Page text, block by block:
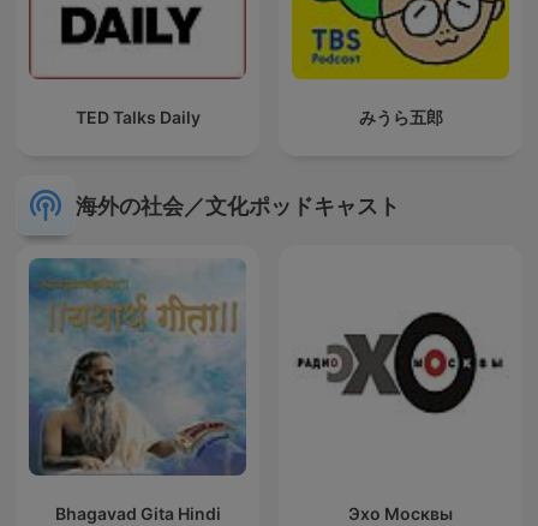
TED Talks Daily みうら五郎
海外の社会／文化ポッドキャスト
Bhagavad Gita Hindi Эхо Москвы